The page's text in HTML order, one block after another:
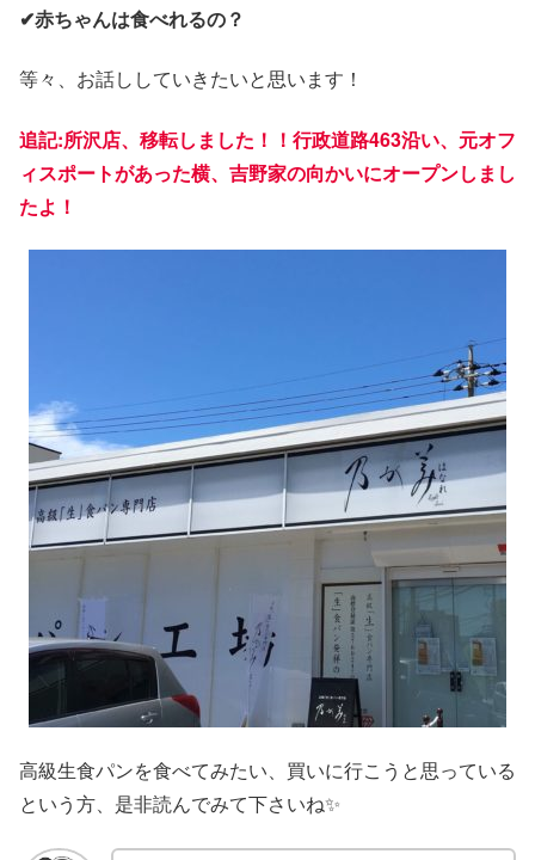
✔赤ちゃんは食べれるの？
等々、お話ししていきたいと思います！
追記:所沢店、移転しました！！行政道路463沿い、元オフ
ィスポートがあった横、吉野家の向かいにオープンしまし
たよ！
高級生食パンを食べてみたい、買いに行こうと思っている
という方、是非読んでみて下さいね✨